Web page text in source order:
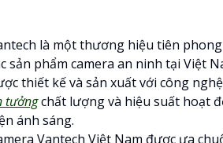
là một thương hiệu tiên
sản phẩm camera an ninh tại Việt
thiết kế và sản xuất với công
tưởngchất lượng và hiệu suất hoạt
ánh sáng.
Vantech Việt Nam được ưa